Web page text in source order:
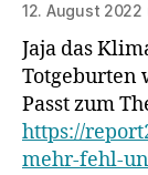
12. August 2022
Jaja das
Totgeburten
Passt zum
https://
mehr-fehl-